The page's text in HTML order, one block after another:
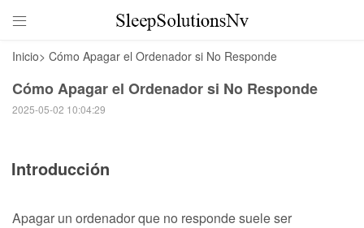

Inicio> Cómo Apagar el Ordenador si No Responde
Cómo Apagar el Ordenador si No Responde
2025-05-02 10:04:29
Introducción
Apagar un ordenador que no responde suele ser